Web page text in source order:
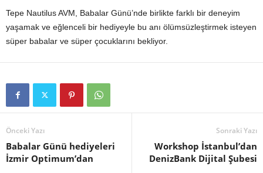
Tepe Nautilus AVM, Babalar Günü’nde birlikte farklı bir deneyim
yaşamak ve eğlenceli bir hediyeyle bu anı ölümsüzleştirmek isteyen
süper babalar ve süper çocuklarını bekliyor.
Önceki Yazı
Babalar Günü hediyeleri
İzmir Optimum’dan
Sonraki Yazı
Workshop İstanbul’dan
DenizBank Dijital Şubesi